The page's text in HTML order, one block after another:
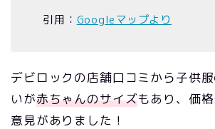
引用： Googleマップより
デビロックの店舗口コミから子供
いが赤ちゃんのサイズもあり、価
意見がありました！